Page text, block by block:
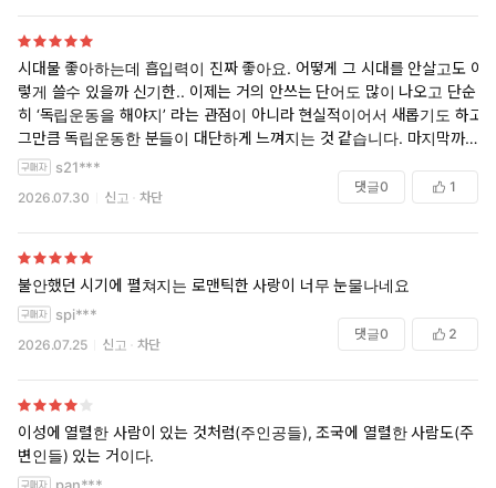
시대물 좋아하는데 흡입력이 진짜 좋아요. 어떻게 그 시대를 안살고도 이
렇게 쓸수 있을까 신기한.. 이제는 거의 안쓰는 단어도 많이 나오고 단순
히 ‘독립운동을 해야지’ 라는 관점이 아니라 현실적이어서 새롭기도 하고
그만큼 독립운동한 분들이 대단하게 느껴지는 것 같습니다. 마지막까지
완결도 탄탄합니다 추천ㅎㅎ
s21***
2026.07.30 신고 차단
댓글0 1
불안했던 시기에 펼쳐지는 로맨틱한 사랑이 너무 눈물나네요
spi***
2026.07.25 신고 차단
댓글0 2
이성에 열렬한 사람이 있는 것처럼(주인공들), 조국에 열렬한 사람도(주
변인들) 있는 거이다.